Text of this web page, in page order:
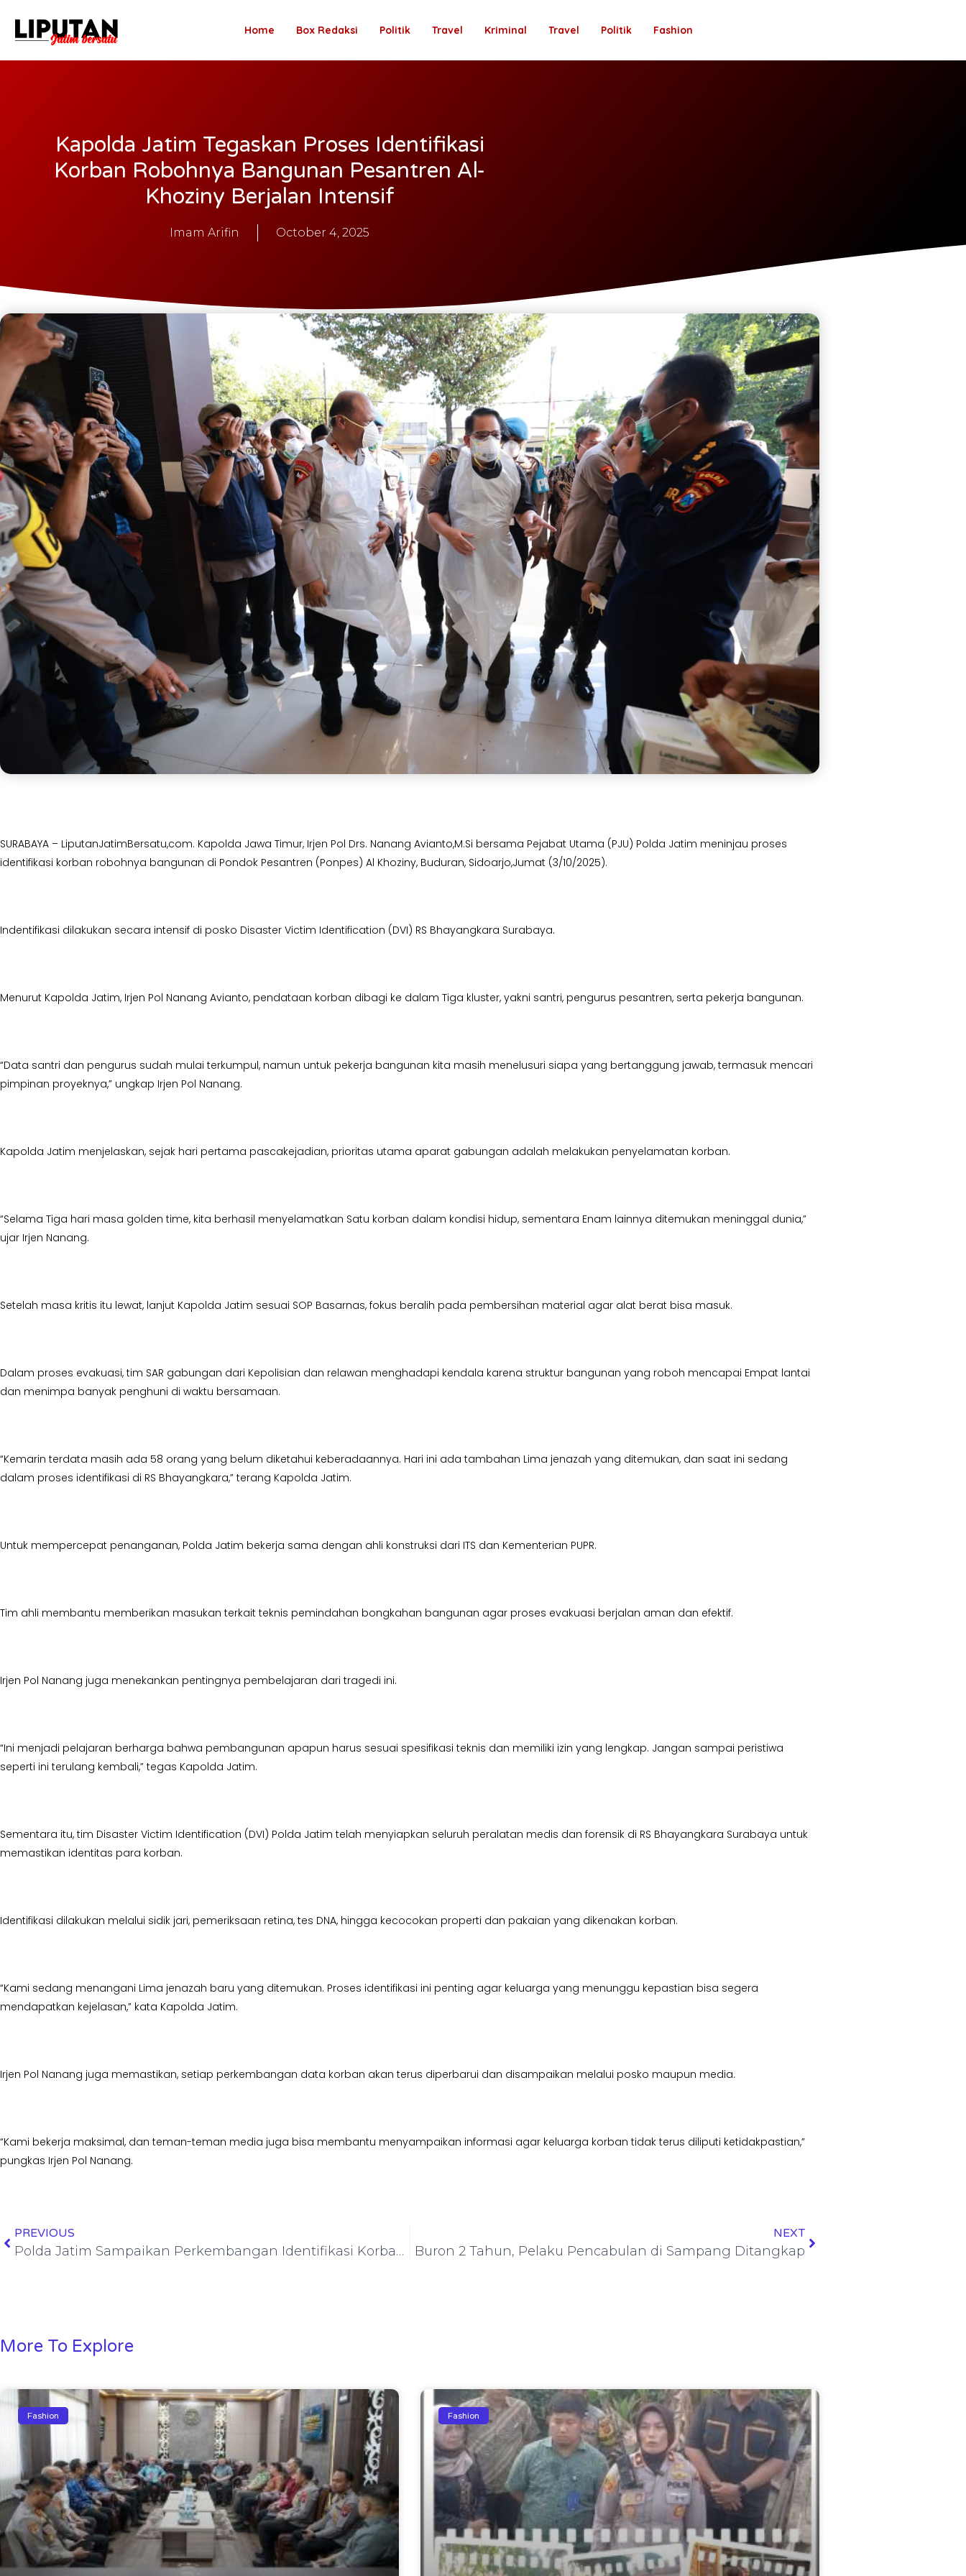
Home Box Redaksi Politik Travel Kriminal Travel Politik Fashion
Kapolda Jatim Tegaskan Proses Identifikasi
Korban Robohnya Bangunan Pesantren Al-
Khoziny Berjalan Intensif
Imam Arifin October 4, 2025
SURABAYA – LiputanJatimBersatu,com. Kapolda Jawa Timur, Irjen Pol Drs. Nanang Avianto,M.Si bersama Pejabat Utama (PJU) Polda Jatim meninjau proses
identifikasi korban robohnya bangunan di Pondok Pesantren (Ponpes) Al Khoziny, Buduran, Sidoarjo,Jumat (3/10/2025).
Indentifikasi dilakukan secara intensif di posko Disaster Victim Identification (DVI) RS Bhayangkara Surabaya.
Menurut Kapolda Jatim, Irjen Pol Nanang Avianto, pendataan korban dibagi ke dalam Tiga kluster, yakni santri, pengurus pesantren, serta pekerja bangunan.
“Data santri dan pengurus sudah mulai terkumpul, namun untuk pekerja bangunan kita masih menelusuri siapa yang bertanggung jawab, termasuk mencari
pimpinan proyeknya,” ungkap Irjen Pol Nanang.
Kapolda Jatim menjelaskan, sejak hari pertama pascakejadian, prioritas utama aparat gabungan adalah melakukan penyelamatan korban.
“Selama Tiga hari masa golden time, kita berhasil menyelamatkan Satu korban dalam kondisi hidup, sementara Enam lainnya ditemukan meninggal dunia,”
ujar Irjen Nanang.
Setelah masa kritis itu lewat, lanjut Kapolda Jatim sesuai SOP Basarnas, fokus beralih pada pembersihan material agar alat berat bisa masuk.
Dalam proses evakuasi, tim SAR gabungan dari Kepolisian dan relawan menghadapi kendala karena struktur bangunan yang roboh mencapai Empat lantai
dan menimpa banyak penghuni di waktu bersamaan.
“Kemarin terdata masih ada 58 orang yang belum diketahui keberadaannya. Hari ini ada tambahan Lima jenazah yang ditemukan, dan saat ini sedang
dalam proses identifikasi di RS Bhayangkara,” terang Kapolda Jatim.
Untuk mempercepat penanganan, Polda Jatim bekerja sama dengan ahli konstruksi dari ITS dan Kementerian PUPR.
Tim ahli membantu memberikan masukan terkait teknis pemindahan bongkahan bangunan agar proses evakuasi berjalan aman dan efektif.
Irjen Pol Nanang juga menekankan pentingnya pembelajaran dari tragedi ini.
“Ini menjadi pelajaran berharga bahwa pembangunan apapun harus sesuai spesifikasi teknis dan memiliki izin yang lengkap. Jangan sampai peristiwa
seperti ini terulang kembali,” tegas Kapolda Jatim.
Sementara itu, tim Disaster Victim Identification (DVI) Polda Jatim telah menyiapkan seluruh peralatan medis dan forensik di RS Bhayangkara Surabaya untuk
memastikan identitas para korban.
Identifikasi dilakukan melalui sidik jari, pemeriksaan retina, tes DNA, hingga kecocokan properti dan pakaian yang dikenakan korban.
“Kami sedang menangani Lima jenazah baru yang ditemukan. Proses identifikasi ini penting agar keluarga yang menunggu kepastian bisa segera
mendapatkan kejelasan,” kata Kapolda Jatim.
Irjen Pol Nanang juga memastikan, setiap perkembangan data korban akan terus diperbarui dan disampaikan melalui posko maupun media.
“Kami bekerja maksimal, dan teman-teman media juga bisa membantu menyampaikan informasi agar keluarga korban tidak terus diliputi ketidakpastian,”
pungkas Irjen Pol Nanang.
PREVIOUS
Polda Jatim Sampaikan Perkembangan Identifikasi Korban Robohnya Ponpes Al-Khoziny Sidoarjo
NEXT
Buron 2 Tahun, Pelaku Pencabulan di Sampang Ditangkap
More To Explore
Fashion Fashion